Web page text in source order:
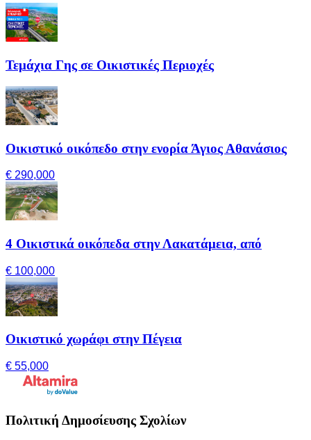
Τεμάχια Γης σε Οικιστικές Περιοχές
Οικιστικό οικόπεδο στην ενορία Άγιος Αθανάσιος
€ 290,000
4 Οικιστικά οικόπεδα στην Λακατάμεια, από
€ 100,000
Οικιστικό χωράφι στην Πέγεια
€ 55,000
Πολιτική Δημοσίευσης Σχολίων